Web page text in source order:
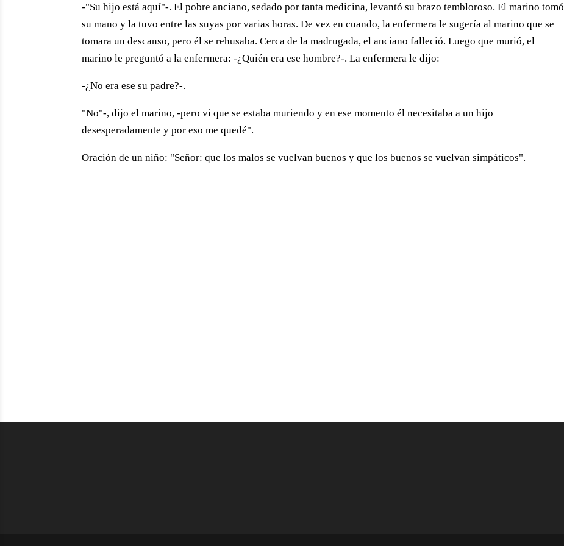
-"Su hijo está aquí"-. El pobre anciano, sedado por tanta medicina, levantó su brazo tembloroso. El marino tomó
su mano y la tuvo entre las suyas por varias horas. De vez en cuando, la enfermera le sugería al marino que se
tomara un descanso, pero él se rehusaba. Cerca de la madrugada, el anciano falleció. Luego que murió, el
marino le preguntó a la enfermera: -¿Quién era ese hombre?-. La enfermera le dijo:
-¿No era ese su padre?-.
"No"-, dijo el marino, -pero vi que se estaba muriendo y en ese momento él necesitaba a un hijo
desesperadamente y por eso me quedé".
Oración de un niño: "Señor: que los malos se vuelvan buenos y que los buenos se vuelvan simpáticos".